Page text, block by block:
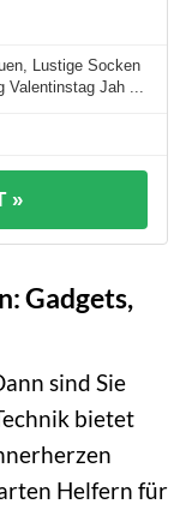
Lustige Socken
Valentinstag Jah ...
»
Gadgets,
sind Sie
bietet
Helfern für